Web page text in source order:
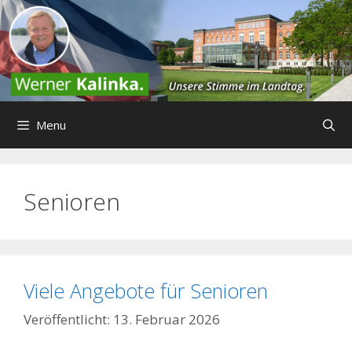
Zum
Inhalt
springen
Menu
Senioren
Viele Angebote für Senioren
13. Februar 2026